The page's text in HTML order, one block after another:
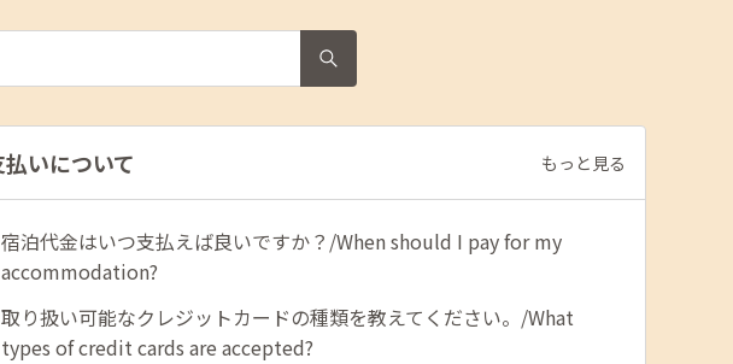
払いについて もっと見る
宿泊代金はいつ支払えば良いですか？/When should I pay for my
accommodation?
取り扱い可能なクレジットカードの種類を教えてください。/What
types of credit cards are accepted?